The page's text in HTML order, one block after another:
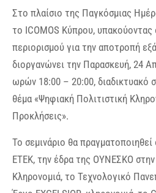
Στο πλαίσιο της Παγκόσμιας
το ICOMOS Κύπρου,
περιορισμού για την αποτροπή
διοργανώνει την Παρασκευή, 24
ωρών 18:00 – 20:00, διαδικτυακό
θέμα «Ψηφιακή Πολιτιστική
Προκλήσεις».
Το σεμινάριο θα
ΕΤΕΚ, την έδρα της ΟΥΝΕΣΚΟ στην
Κληρονομιά, το Τεχνολογικό